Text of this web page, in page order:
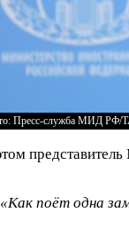
Пресс-служба МИД РФ/
«Как поёт одна